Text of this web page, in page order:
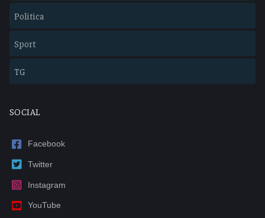
Politica
Sport
TG
SOCIAL
Facebook
Twitter
Instagram
YouTube